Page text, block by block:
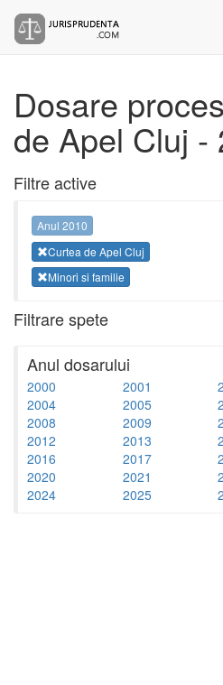
Dosare
de Apel Cluj -
Filtre active
Anul 2010
Curtea de Apel Cluj
Minori si familie
Filtrare spete
Anul dosarului
2000 2001
2004
2005
2008
2009
2012
2013
2016
2017
2020
2021
2024
2025